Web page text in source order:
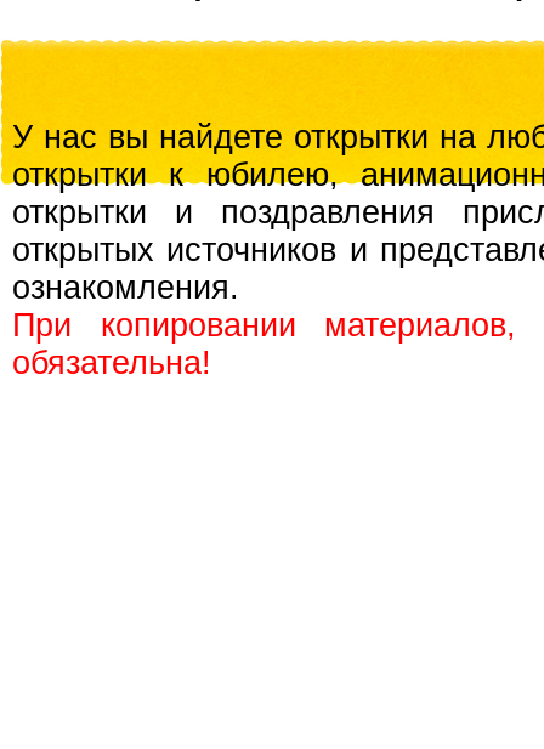
У нас вы найдете открытки на
открытки к юбилею,
открытки и поздравления
открытых источников и
ознакомления.
При копировании
обязательна!